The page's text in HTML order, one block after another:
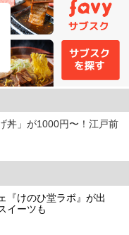
丼」が1000円〜！江戸前
『けのひ堂ラボ』が出
イーツも